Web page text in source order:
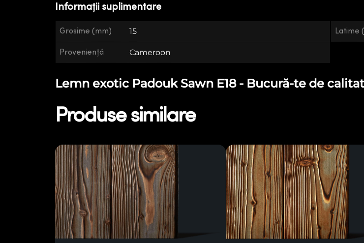
Informații suplimentare
Grosime (mm) 15 Latime
Proveniență Cameroon
Lemn exotic Padouk Sawn E18 - Bucură-te de
Produse similare